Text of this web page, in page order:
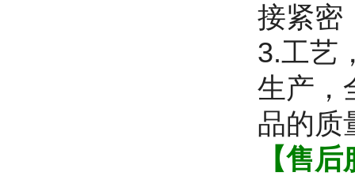
接紧密
3.工艺
生产，
品的质
【售